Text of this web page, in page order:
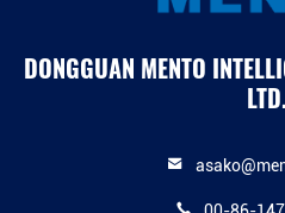
DONGGUAN MENTO
LTD.